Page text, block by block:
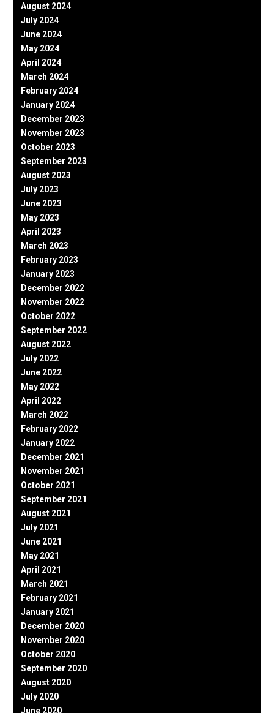
August 2024
July 2024
June 2024
May 2024
April 2024
March 2024
February 2024
January 2024
December 2023
November 2023
October 2023
September 2023
August 2023
July 2023
June 2023
May 2023
April 2023
March 2023
February 2023
January 2023
December 2022
November 2022
October 2022
September 2022
August 2022
July 2022
June 2022
May 2022
April 2022
March 2022
February 2022
January 2022
December 2021
November 2021
October 2021
September 2021
August 2021
July 2021
June 2021
May 2021
April 2021
March 2021
February 2021
January 2021
December 2020
November 2020
October 2020
September 2020
August 2020
July 2020
June 2020